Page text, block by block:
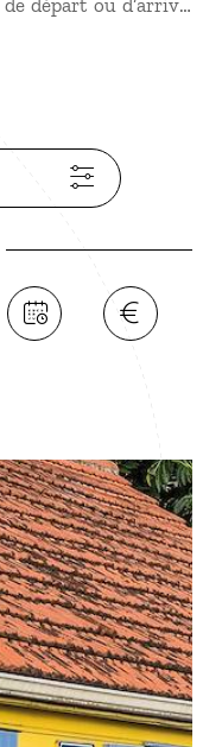
départ ou d’arrivée
près de vingt
à la découverte des
de cette partie